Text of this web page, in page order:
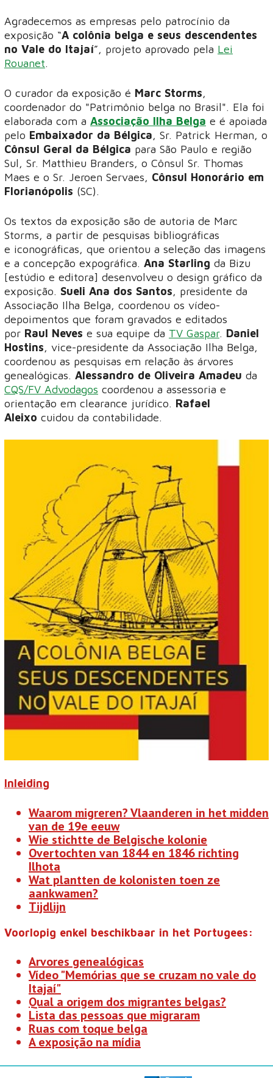
Agradecemos as empresas pelo patrocínio da
exposição “A colônia belga e seus descendentes
no Vale do Itajaí”, projeto aprovado pela Lei
Rouanet.
O curador da exposição é Marc Storms,
coordenador do "Patrimônio belga no Brasil". Ela foi
elaborada com a Associação Ilha Belga e é apoiada
pelo Embaixador da Bélgica, Sr. Patrick Herman, o
Cônsul Geral da Bélgica para São Paulo e região
Sul, Sr. Matthieu Branders, o Cônsul Sr. Thomas
Maes e o Sr. Jeroen Servaes, Cônsul Honorário em
Florianópolis (SC).
Os textos da exposição são de autoria de Marc
Storms, a partir de pesquisas bibliográficas
e iconográficas, que orientou a seleção das imagens
e a concepção expográfica. Ana Starling da Bizu
[estúdio e editora] desenvolveu o design gráfico da
exposição. Sueli Ana dos Santos, presidente da
Associação Ilha Belga, coordenou os vídeo-
depoimentos que foram gravados e editados
por Raul Neves e sua equipe da TV Gaspar. Daniel
Hostins, vice-presidente da Associação Ilha Belga,
coordenou as pesquisas em relação às árvores
genealógicas. Alessandro de Oliveira Amadeu da
CQS/FV Advodagos coordenou a assessoria e
orientação em clearance jurídico. Rafael
Aleixo cuidou da contabilidade.
Inleiding
Waarom migreren? Vlaanderen in het midden
van de 19e eeuw
Wie stichtte de Belgische kolonie
Overtochten van 1844 en 1846 richting
Ilhota
Wat plantten de kolonisten toen ze
aankwamen?
Tijdlijn
Voorlopig enkel beschikbaar in het Portugees:
Arvores genealógicas
Vídeo "Memórias que se cruzam no vale do
Itajaí"
Qual a origem dos migrantes belgas?
Lista das pessoas que migraram
Ruas com toque belga
A exposição na mídia